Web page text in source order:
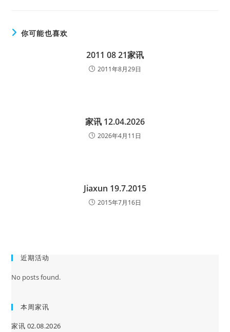
你可能也喜欢
2011 08 21家讯
2011年8月29日
家讯 12.04.2026
2026年4月11日
Jiaxun 19.7.2015
2015年7月16日
近期活动
No posts found.
本周家讯
家讯 02.08.2026